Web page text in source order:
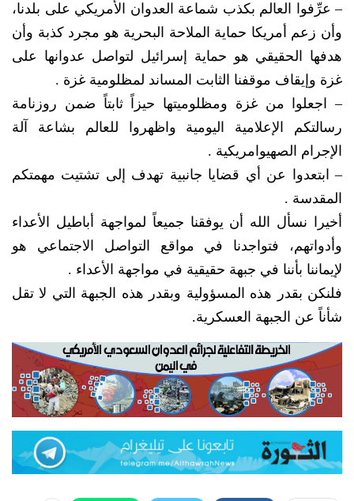
– عرِّفوا العالم بكذب شماعة العدوان الأمريكي على بلدنا،
وأن زعم أمريكا حماية الملاحة البحرية هو مجرد كذبة وأن
هدفها الحقيقي هو حماية إسرائيل لتواصل عدوانها على
غزة وإيقاف موقفنا الثابت المساند لمظلومية غزة .
– اجعلوا من غزة ومظلوميتها حيزاً ثابتاً ضمن روزنامة
رسالتكم الإعلامية اليومية واظهروا للعالم بشاعة آلة
الإجرام الصهيوامريكية .
– ابتعدوا عن أي قضايا جانبية تهدف إلى تشتيت مهمتكم
المقدسة .
أخيرا نسأل الله أن يوفقنا جميعاً لمواجهة أباطيل الأعداء
وأدواتهم، فتواجدنا في مواقع التواصل الاجتماعي هو
لإيماننا بأننا في جبهة حقيقية في مواجهة الأعداء .
فلنكن بقدر هذه المسؤولية وبقدر هذه الجبهة التي لا تقل
شأناً عن الجبهة العسكرية.